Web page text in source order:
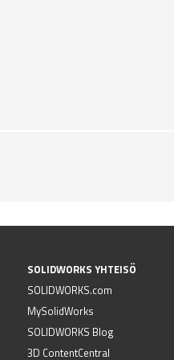
SOLIDWORKS YHTEISÖ
SOLIDWORKS.com
MySolidWorks
SOLIDWORKS Blog
3D ContentCentral